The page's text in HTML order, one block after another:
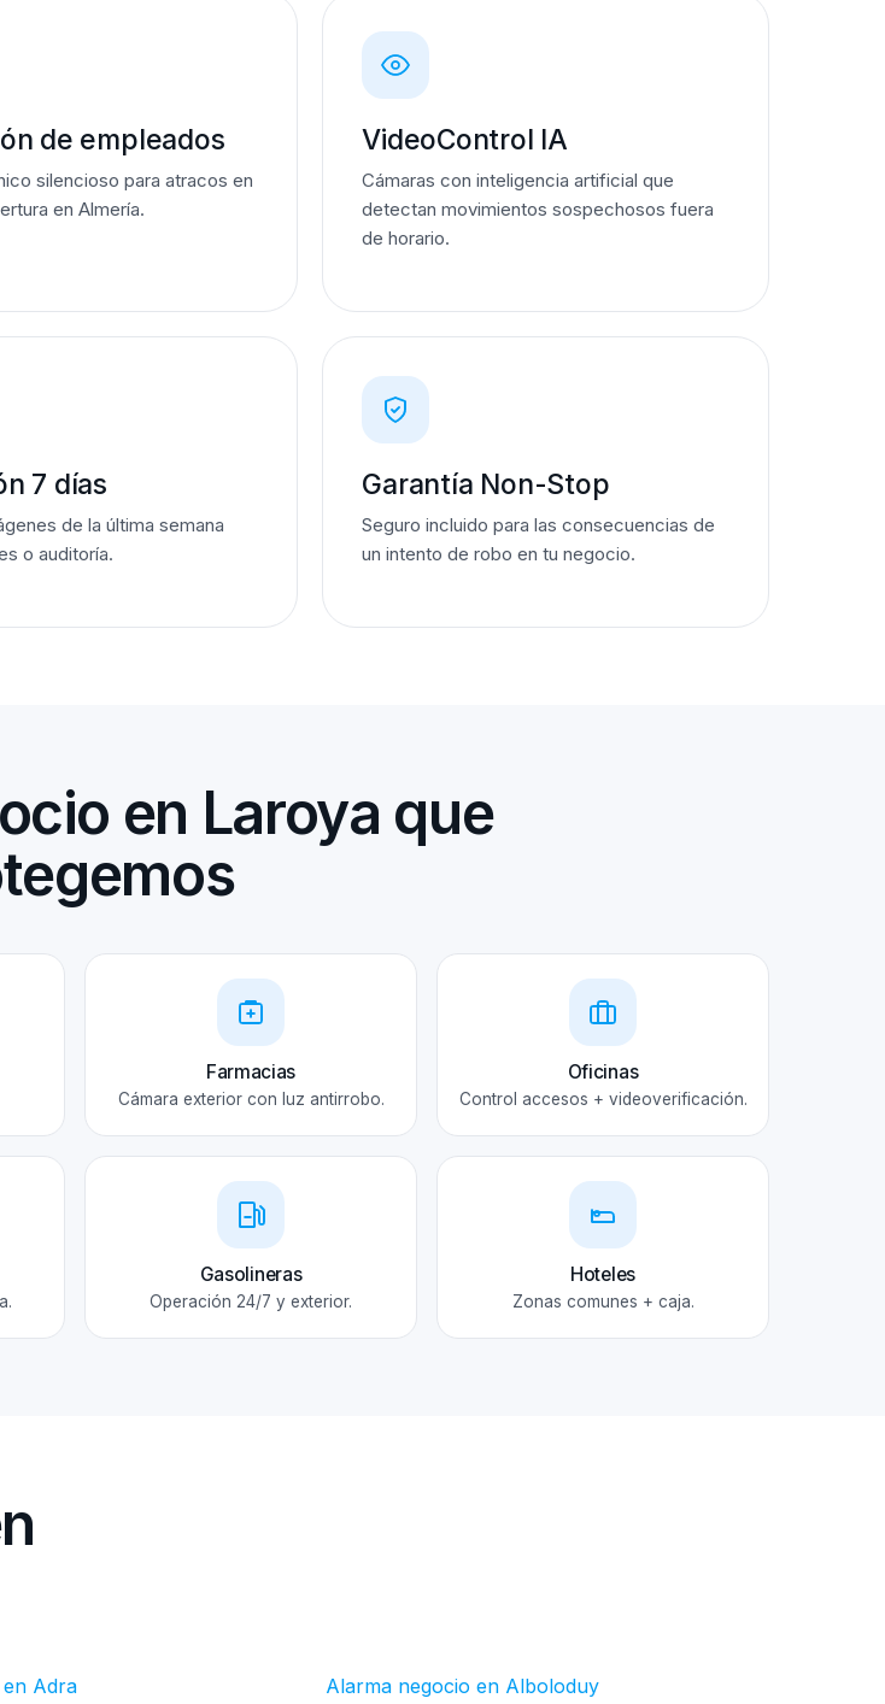
de empleados
silencioso para atracos en
en Almería.
VideoControl IA
Cámaras con inteligencia artificial que
detectan movimientos sospechosos fuera
de horario.
7 días
de la última semana
o auditoría.
Garantía Non-Stop
Seguro incluido para las consecuencias de
un intento de robo en tu negocio.
en Laroya que
Farmacias
Cámara exterior con luz antirrobo.
Oficinas
Control accesos + videoverificación.
Gasolineras
Operación 24/7 y exterior.
Hoteles
Zonas comunes + caja.
Adra
Alarma negocio en Alboloduy